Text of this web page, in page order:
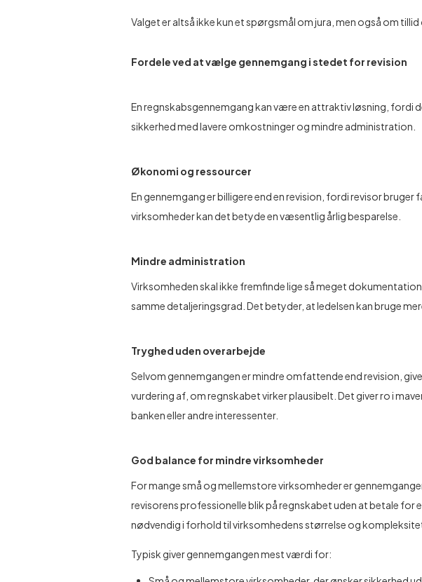
Valget er altså ikke kun et spørgsmål om jura, men også om
Fordele ved at vælge gennemgang i stedet for revision
En regnskabsgennemgang kan være en attraktiv løsning, fordi
sikkerhed med lavere omkostninger og mindre administration.
Økonomi og ressourcer
En gennemgang er billigere end en revision, fordi revisor
virksomheder kan det betyde en væsentlig årlig besparelse.
Mindre administration
Virksomheden skal ikke fremfinde lige så meget
samme detaljeringsgrad. Det betyder, at ledelsen kan bruge
Tryghed uden overarbejde
Selvom gennemgangen er mindre omfattende end revision,
vurdering af, om regnskabet virker plausibelt. Det giver ro i
banken eller andre interessenter.
God balance for mindre virksomheder
For mange små og mellemstore virksomheder er
revisorens professionelle blik på regnskabet uden at betale for
nødvendig i forhold til virksomhedens størrelse og
Typisk giver gennemgangen mest værdi for: